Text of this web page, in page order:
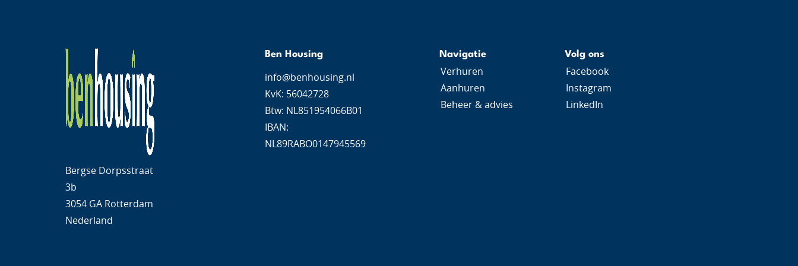
Bergse Dorpsstraat
3b
3054 GA Rotterdam
Nederland
Ben Housing
info@benhousing.nl
KvK: 56042728
Btw: NL851954066B01
IBAN:
NL89RABO0147945569
Navigatie
Verhuren
Aanhuren
Beheer & advies
Volg ons
Facebook
Instagram
LinkedIn